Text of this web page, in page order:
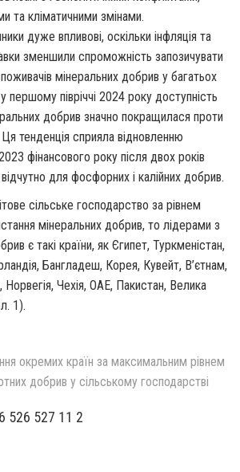
та кліматичними змінами.
дуже впливові, оскільки інфляція та
зменшили спроможність запозичувати
мінеральних добрив у багатьох
першому півріччі 2024 року доступність
добрив значно покращилася проти
Ця тенденція сприяла відновленню
фінансового року після двох років
для фосфорних і калійних добрив.
сільське господарство за рівнем
мінеральних добрив, то лідерами з
є такі країни, як Єгипет, Туркменістан,
Бангладеш, Корея, Кувейт, В’єтнам,
Чехія, ОАЕ, Пакистан, Велика
1).
окремих країн за максимальним рівнем
добрив у сільському господарстві